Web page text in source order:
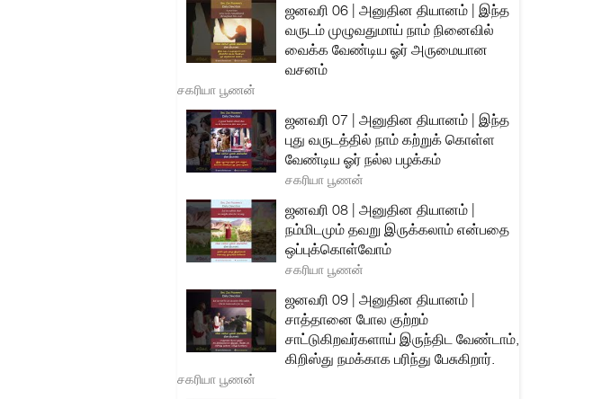
ஜனவரி 06 | அனுதின தியானம் | இந்த
வருடம் முழுவதுமாய் நாம் நினைவில்
வைக்க வேண்டிய ஓர் அருமையான
வசனம்
சகரியா பூணன்
ஜனவரி 07 | அனுதின தியானம் | இந்த
புது வருடத்தில் நாம் கற்றுக் கொள்ள
வேண்டிய ஓர் நல்ல பழக்கம்
சகரியா பூணன்
ஜனவரி 08 | அனுதின தியானம் |
நம்மிடமும் தவறு இருக்கலாம் என்பதை
ஒப்புக்கொள்வோம்
சகரியா பூணன்
ஜனவரி 09 | அனுதின தியானம் |
சாத்தானை போல குற்றம்
சாட்டுகிறவர்களாய் இருந்திட வேண்டாம்,
கிறிஸ்து நமக்காக பரிந்து பேசுகிறார்.
சகரியா பூணன்